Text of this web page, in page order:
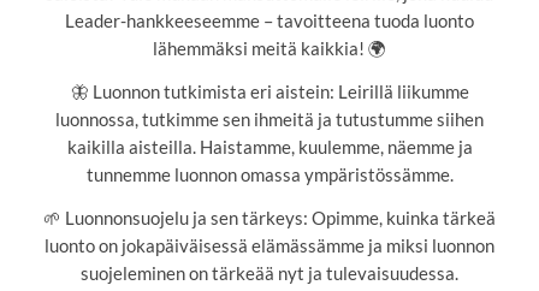
Leader-hankkeeseemme – tavoitteena tuoda luonto
lähemmäksi meitä kaikkia! 🌍
🦋 Luonnon tutkimista eri aistein: Leirillä liikumme
luonnossa, tutkimme sen ihmeitä ja tutustumme siihen
kaikilla aisteilla. Haistamme, kuulemme, näemme ja
tunnemme luonnon omassa ympäristössämme.
🌱 Luonnonsuojelu ja sen tärkeys: Opimme, kuinka tärkeä
luonto on jokapäiväisessä elämässämme ja miksi luonnon
suojeleminen on tärkeää nyt ja tulevaisuudessa.